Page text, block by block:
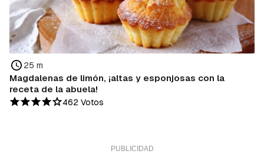
25 m
Magdalenas de limón, ¡altas y esponjosas con la
receta de la abuela!
462 Votos